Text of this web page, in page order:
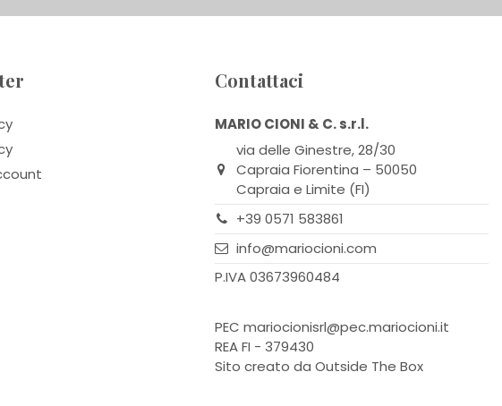
Contattaci
MARIO CIONI & C. s.r.l.
via delle Ginestre, 28/30
Capraia Fiorentina – 50050
Capraia e Limite (FI)
+39 0571 583861
info@mariocioni.com
P.IVA 03673960484
PEC mariocionisrl@pec.mariocioni.it
REA FI - 379430
Sito creato da Outside The Box